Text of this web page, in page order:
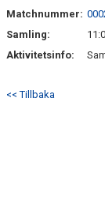
Matchnummer:
Samling:
Aktivitetsinfo:
<< Tillbaka